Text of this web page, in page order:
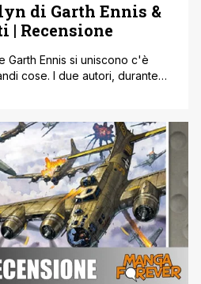
di Garth Ennis &
Recensione
Garth Ennis si uniscono c'è
cose. I due autori, durante
e fantasticano un po') ha
Ritorno a Brooklyn è [']